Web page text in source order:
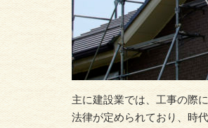
主に建設業では、工事の際
法律が定められており、時